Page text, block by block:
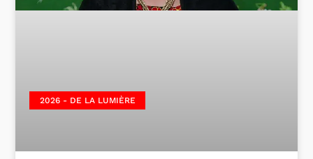
2026 - DE LA LUMIÈRE